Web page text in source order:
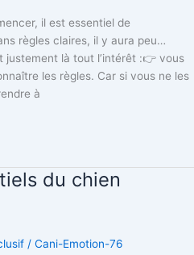
il est essentiel de
règles claires, il y aura peu…
justement là tout l’intérêt :👉 vous
les règles. Car si vous ne les
à
du chien
/ Cani-Emotion-76